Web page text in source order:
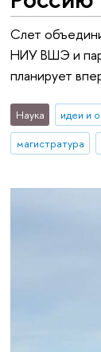
Слет
НИУ ВШЭ и
планирует
Наука идеи и
магистратура